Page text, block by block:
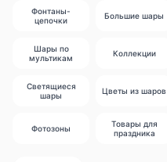
Фонтаны-
цепочки
Большие шары
Шары по
мультикам
Коллекции
Светящиеся
шары
Цветы из шаров
Фотозоны
Товары для
праздника